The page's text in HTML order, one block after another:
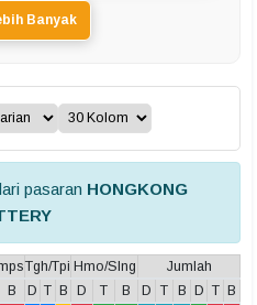
Banyak
pasaran HONGKONG
Tgh/Tpi Hmo/Slng
Jumlah
B D T B D T B D T B D T B